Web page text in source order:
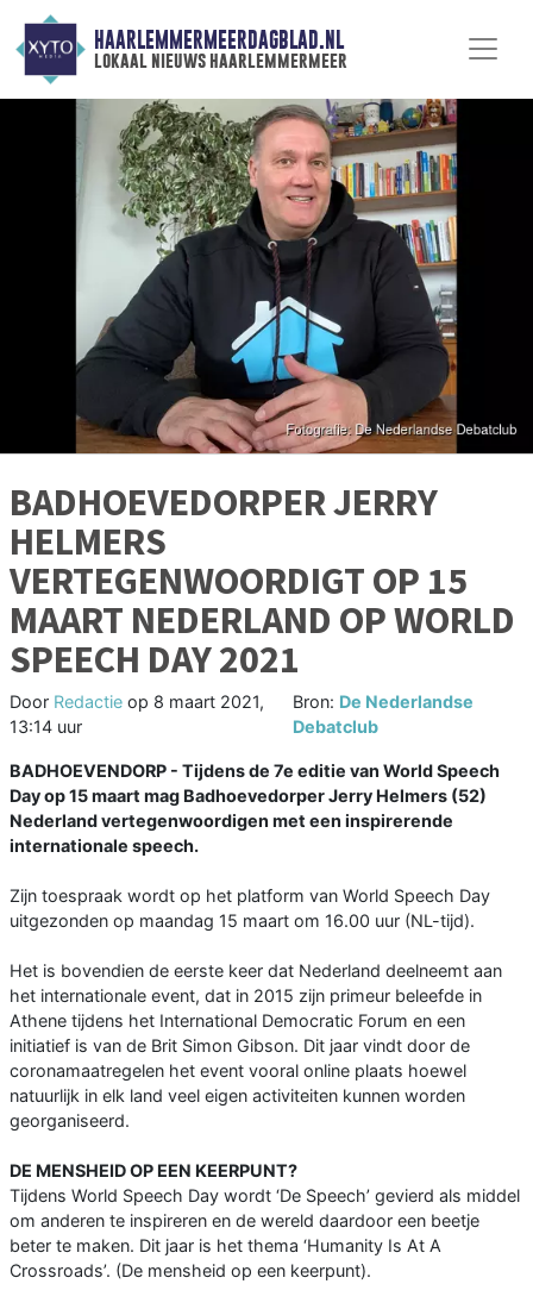
HAARLEMMERMEERDAGBLAD.NL
lokaal nieuws haarlemmermeer
BADHOEVEDORPER JERRY
HELMERS
VERTEGENWOORDIGT OP 15
MAART NEDERLAND OP WORLD
SPEECH DAY 2021
Door Redactie op 8 maart 2021,
13:14 uur
Bron: De Nederlandse
Debatclub
BADHOEVENDORP - Tijdens de 7e editie van World Speech
Day op 15 maart mag Badhoevedorper Jerry Helmers (52)
Nederland vertegenwoordigen met een inspirerende
internationale speech.
Zijn toespraak wordt op het platform van World Speech Day
uitgezonden op maandag 15 maart om 16.00 uur (NL-tijd).
Het is bovendien de eerste keer dat Nederland deelneemt aan
het internationale event, dat in 2015 zijn primeur beleefde in
Athene tijdens het International Democratic Forum en een
initiatief is van de Brit Simon Gibson. Dit jaar vindt door de
coronamaatregelen het event vooral online plaats hoewel
natuurlijk in elk land veel eigen activiteiten kunnen worden
georganiseerd.
DE MENSHEID OP EEN KEERPUNT?
Tijdens World Speech Day wordt ‘De Speech’ gevierd als middel
om anderen te inspireren en de wereld daardoor een beetje
beter te maken. Dit jaar is het thema ‘Humanity Is At A
Crossroads’. (De mensheid op een keerpunt).